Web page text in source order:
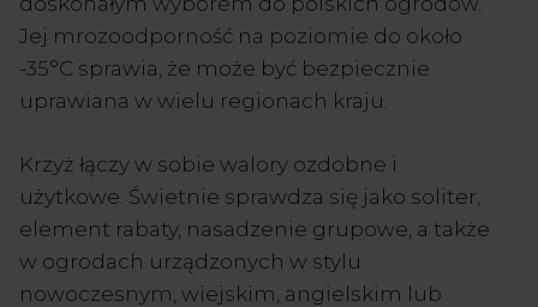
Jej mrozoodporność na poziomie do około
-35°C sprawia, że może być bezpiecznie
uprawiana w wielu regionach kraju.
Krzyż łączy w sobie walory ozdobne i
użytkowe. Świetnie sprawdza się jako soliter,
element rabaty, nasadzenie grupowe, a także
w ogrodach urządzonych w stylu
nowoczesnym, wiejskim, angielskim lub